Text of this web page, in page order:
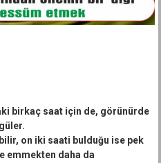
birkaç saat için de, görünürde
on iki saati bulduğu ise pek
emmekten daha da